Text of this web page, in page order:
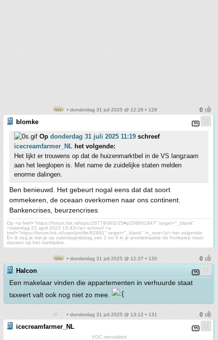
• donderdag 31 juli 2025 @ 12:26 • 129
blomke
Op donderdag 31 juli 2025 11:19 schreef
icecreamfarmer_NL het volgende:
Het lijkt er trouwens op dat de huizenmarktbel in de VS langzaam
aan het leeglopen is. Met name de zuidelijke staten melden
enorme dalingen.
Ben benieuwd. Het gebeurt nogal eens dat dat soort
ommekeren, de oceaan overkomen naar ons continent.
Bankencrises, beurzencrises
Op <a href="https://forum.fok.nl/topic/2677908/2/25#p208861847" target="_blank"
>zaterdag 22 april 2023 13:43</a> schreef <a
href="https://forum.fok.nl/user/profile/62881" target="_blank" >r_one</a> het volgende:
En ik zeg je dat je op zaterdagmiddag van 2 tot 4 in je poedelnaakie de horlepiep moet
dansen op het marktplein.
• donderdag 31 juli 2025 @ 12:37 • 130
Halcon
Een makelaar vinden die appartementen in verhuurde staat
taxeert valt ook nog niet zo mee.
• donderdag 31 juli 2025 @ 13:12 • 131
icecreamfarmer_NL
VOC mentaliteit